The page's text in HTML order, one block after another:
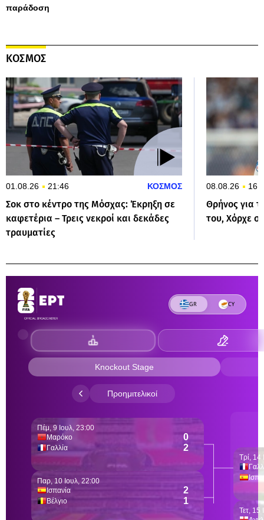
παράδοση
ΚΟΣΜΟΣ
01.08.26 21:46 ΚΟΣΜΟΣ
Σοκ στο κέντρο της Μόσχας: Έκρηξη σε
καφετέρια – Τρεις νεκροί και δεκάδες
τραυματίες
08.08.26
Θρήνος για
του, Χόρχε